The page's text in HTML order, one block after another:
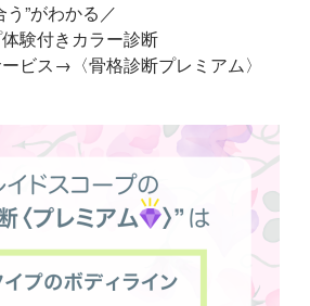
”がわかる／
験付きカラー診断
ビス→〈骨格診断プレミアム〉